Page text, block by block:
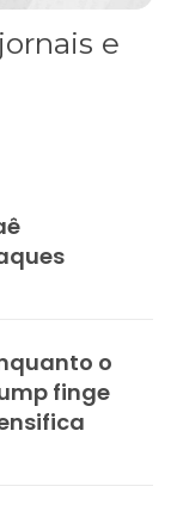
e
o
finge